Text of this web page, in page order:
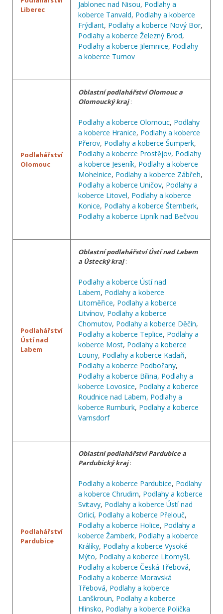
Liberec
Jablonec nad Nisou, Podlahy a
koberce Tanvald, Podlahy a koberce
Frýdlant, Podlahy a koberce Nový Bor,
Podlahy a koberce Železný Brod,
Podlahy a koberce Jilemnice, Podlahy
a koberce Turnov
Podlahářství
Olomouc
Oblastní podlahářství Olomouc a
Olomoucký kraj :
Podlahy a koberce Olomouc, Podlahy
a koberce Hranice, Podlahy a koberce
Přerov, Podlahy a koberce Šumperk,
Podlahy a koberce Prostějov, Podlahy
a koberce Jeseník, Podlahy a koberce
Mohelnice, Podlahy a koberce Zábřeh,
Podlahy a koberce Uničov, Podlahy a
koberce Litovel, Podlahy a koberce
Konice, Podlahy a koberce Šternberk,
Podlahy a koberce Lipník nad Bečvou
Podlahářství
Ústí nad
Labem
Oblastní podlahářství Ústí nad Labem
a Ústecký kraj:
Podlahy a koberce Ústí nad
Labem, Podlahy a koberce
Litoměřice, Podlahy a koberce
Litvínov, Podlahy a koberce
Chomutov, Podlahy a koberce Děčín,
Podlahy a koberce Teplice, Podlahy a
koberce Most, Podlahy a koberce
Louny, Podlahy a koberce Kadaň,
Podlahy a koberce Podbořany,
Podlahy a koberce Bílina, Podlahy a
koberce Lovosice, Podlahy a koberce
Roudnice nad Labem, Podlahy a
koberce Rumburk, Podlahy a koberce
Varnsdorf
Podlahářství
Pardubice
Oblastní podlahářství Pardubice a
Pardubický kraj :
Podlahy a koberce Pardubice, Podlahy
a koberce Chrudim, Podlahy a koberce
Svitavy, Podlahy a koberce Ústí nad
Orlicí, Podlahy a koberce Přelouč,
Podlahy a koberce Holice, Podlahy a
koberce Žamberk, Podlahy a koberce
Králíky, Podlahy a koberce Vysoké
Mýto, Podlahy a koberce Litomyšl,
Podlahy a koberce Česká Třebová,
Podlahy a koberce Moravská
Třebová, Podlahy a koberce
Lanškroun, Podlahy a koberce
Hlinsko, Podlahy a koberce Polička